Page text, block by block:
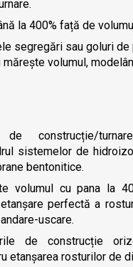
la 400% față de
segregări sau goluri
volumul,
de construcție/
sistemelor de
bentonitice.
volumul cu pana la
perfectă a
uscare.
de construcție
etanșarea rosturilor de